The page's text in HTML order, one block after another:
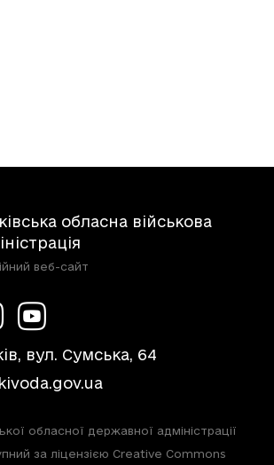
обласна військова
веб-сайт
вул. Сумська, 64
обласної державної адміністрації
за ліцензією Creative Commons